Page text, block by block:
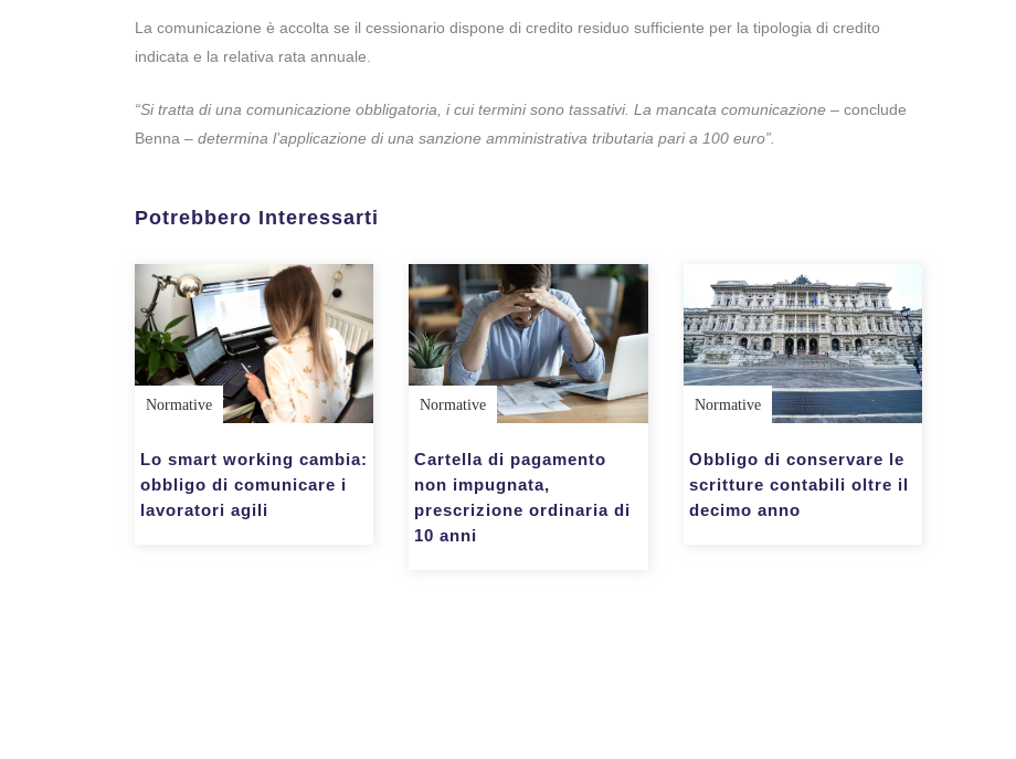
La comunicazione è accolta se il cessionario dispone di credito residuo sufficiente per la tipologia di credito
indicata e la relativa rata annuale.
“Si tratta di una comunicazione obbligatoria, i cui termini sono tassativi. La mancata comunicazione – conclude
Benna – determina l’applicazione di una sanzione amministrativa tributaria pari a 100 euro”.
Potrebbero Interessarti
Normative
Lo smart working cambia:
obbligo di comunicare i
lavoratori agili
Normative
Cartella di pagamento
non impugnata,
prescrizione ordinaria di
10 anni
Normative
Obbligo di conservare le
scritture contabili oltre il
decimo anno